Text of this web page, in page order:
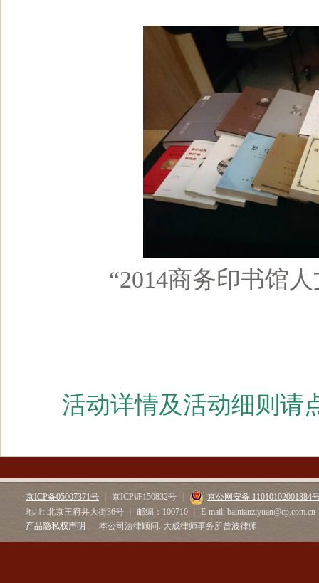
“2014商务印书馆
活动详情及活动细则请
京ICP备05007371号 京ICP证150832号
京公网安备 11010102001884
地址: 北京王府井大街36号
邮编：100710
E-mail: bainianziyuan@cp.com.cn
产品隐私权声明
本公司法律顾问: 大成律师事务所曾波律师